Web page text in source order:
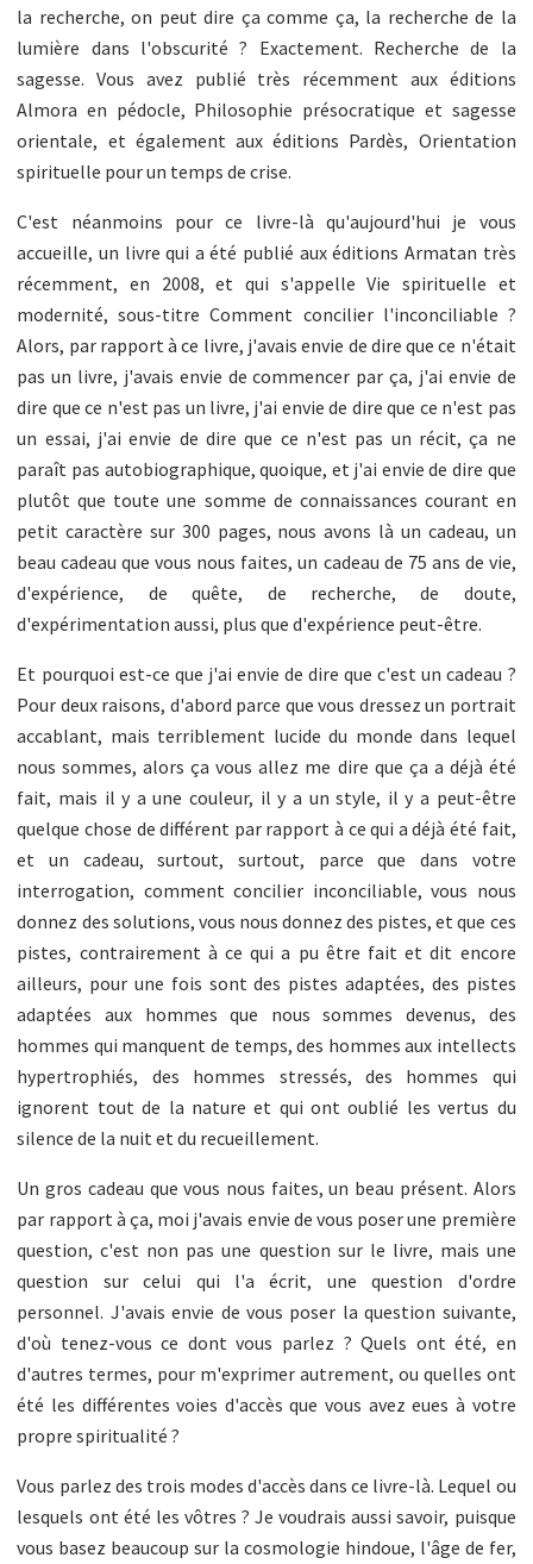
la recherche, on peut dire ça comme ça, la recherche de la
lumière dans l'obscurité ? Exactement. Recherche de la
sagesse. Vous avez publié très récemment aux éditions
Almora en pédocle, Philosophie présocratique et sagesse
orientale, et également aux éditions Pardès, Orientation
spirituelle pour un temps de crise.
C'est néanmoins pour ce livre-là qu'aujourd'hui je vous
accueille, un livre qui a été publié aux éditions Armatan très
récemment, en 2008, et qui s'appelle Vie spirituelle et
modernité, sous-titre Comment concilier l'inconciliable ?
Alors, par rapport à ce livre, j'avais envie de dire que ce n'était
pas un livre, j'avais envie de commencer par ça, j'ai envie de
dire que ce n'est pas un livre, j'ai envie de dire que ce n'est pas
un essai, j'ai envie de dire que ce n'est pas un récit, ça ne
paraît pas autobiographique, quoique, et j'ai envie de dire que
plutôt que toute une somme de connaissances courant en
petit caractère sur 300 pages, nous avons là un cadeau, un
beau cadeau que vous nous faites, un cadeau de 75 ans de vie,
d'expérience, de quête, de recherche, de doute,
d'expérimentation aussi, plus que d'expérience peut-être.
Et pourquoi est-ce que j'ai envie de dire que c'est un cadeau ?
Pour deux raisons, d'abord parce que vous dressez un portrait
accablant, mais terriblement lucide du monde dans lequel
nous sommes, alors ça vous allez me dire que ça a déjà été
fait, mais il y a une couleur, il y a un style, il y a peut-être
quelque chose de différent par rapport à ce qui a déjà été fait,
et un cadeau, surtout, surtout, parce que dans votre
interrogation, comment concilier inconciliable, vous nous
donnez des solutions, vous nous donnez des pistes, et que ces
pistes, contrairement à ce qui a pu être fait et dit encore
ailleurs, pour une fois sont des pistes adaptées, des pistes
adaptées aux hommes que nous sommes devenus, des
hommes qui manquent de temps, des hommes aux intellects
hypertrophiés, des hommes stressés, des hommes qui
ignorent tout de la nature et qui ont oublié les vertus du
silence de la nuit et du recueillement.
Un gros cadeau que vous nous faites, un beau présent. Alors
par rapport à ça, moi j'avais envie de vous poser une première
question, c'est non pas une question sur le livre, mais une
question sur celui qui l'a écrit, une question d'ordre
personnel. J'avais envie de vous poser la question suivante,
d'où tenez-vous ce dont vous parlez ? Quels ont été, en
d'autres termes, pour m'exprimer autrement, ou quelles ont
été les différentes voies d'accès que vous avez eues à votre
propre spiritualité ?
Vous parlez des trois modes d'accès dans ce livre-là. Lequel ou
lesquels ont été les vôtres ? Je voudrais aussi savoir, puisque
vous basez beaucoup sur la cosmologie hindoue, l'âge de fer,